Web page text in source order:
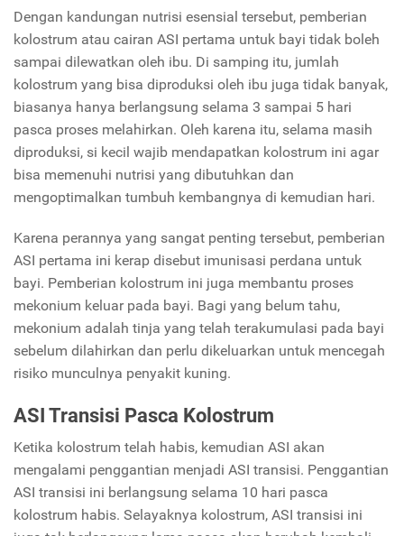
Dengan kandungan nutrisi esensial tersebut, pemberian
kolostrum atau cairan ASI pertama untuk bayi tidak boleh
sampai dilewatkan oleh ibu. Di samping itu, jumlah
kolostrum yang bisa diproduksi oleh ibu juga tidak banyak,
biasanya hanya berlangsung selama 3 sampai 5 hari
pasca proses melahirkan. Oleh karena itu, selama masih
diproduksi, si kecil wajib mendapatkan kolostrum ini agar
bisa memenuhi nutrisi yang dibutuhkan dan
mengoptimalkan tumbuh kembangnya di kemudian hari.
Karena perannya yang sangat penting tersebut, pemberian
ASI pertama ini kerap disebut imunisasi perdana untuk
bayi. Pemberian kolostrum ini juga membantu proses
mekonium keluar pada bayi. Bagi yang belum tahu,
mekonium adalah tinja yang telah terakumulasi pada bayi
sebelum dilahirkan dan perlu dikeluarkan untuk mencegah
risiko munculnya penyakit kuning.
ASI Transisi Pasca Kolostrum
Ketika kolostrum telah habis, kemudian ASI akan
mengalami penggantian menjadi ASI transisi. Penggantian
ASI transisi ini berlangsung selama 10 hari pasca
kolostrum habis. Selayaknya kolostrum, ASI transisi ini